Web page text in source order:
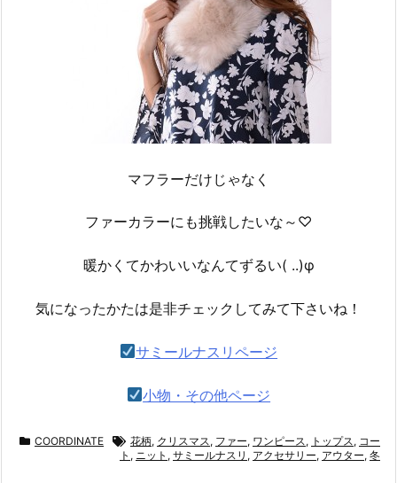
マフラーだけじゃなく
ファーカラーにも挑戦したいな～♡
暖かくてかわいいなんてずるい( ..)φ
気になったかたは是非チェックしてみて下さいね！
サミールナスリページ
小物・その他ページ
COORDINATE 花柄, クリスマス , ファー, ワンピース , トップス , コー
ト , ニット , サミールナスリ , アクセサリー, アウター, 冬